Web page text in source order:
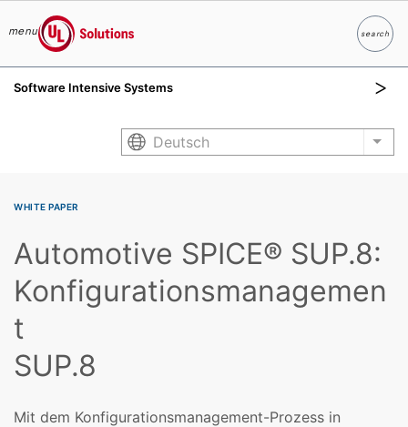
menu
UL Solutions
search
Suche
Software Intensive Systems
Deutsch List
WHITE PAPER
Automotive SPICE® SUP.8:
Konfigurationsmanagemen
t
SUP.8
Mit dem Konfigurationsmanagement-Prozess in